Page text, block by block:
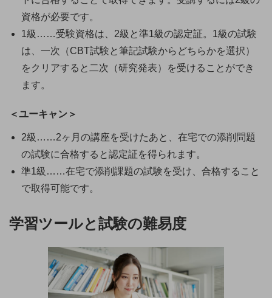
資格が必要です。
1級……受験資格は、2級と準1級の認定証。1級の試験
は、一次（CBT試験と筆記試験からどちらかを選択）
をクリアすると二次（研究発表）を受けることができ
ます。
＜ユーキャン＞
2級……2ヶ月の講座を受けたあと、在宅での添削問題
の試験に合格すると認定証を得られます。
準1級……在宅で添削課題の試験を受け、合格すること
で取得可能です。
学習ツールと試験の難易度